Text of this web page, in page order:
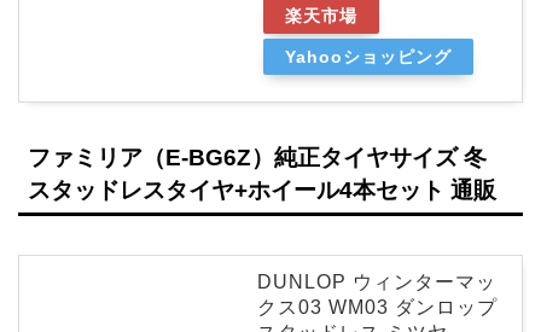
楽天市場
Yahooショッピング
ファミリア（E-BG6Z）純正タイヤサイズ 冬
スタッドレスタイヤ+ホイール4本セット 通販
DUNLOP ウィンターマッ
クス03 WM03 ダンロップ